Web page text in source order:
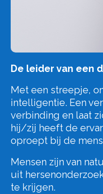
De leider van een
Met een streepje,
intelligentie. Een
verbinding en laat
hij/zij heeft de
oproept bij de
Mensen zijn van
uit
te krijgen.